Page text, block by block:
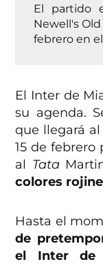
El partido
Newell's
febrero en
El Inter de
su agenda.
que llegará
15 de febrero
al Tata
colores
Hasta el
de
el Inter de